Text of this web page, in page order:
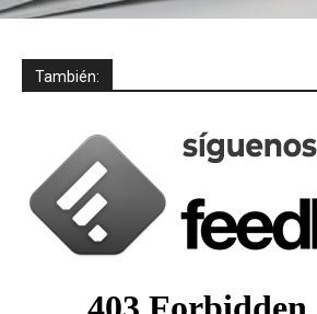
También: